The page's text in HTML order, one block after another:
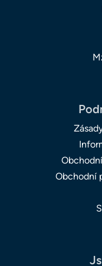
Obchodní